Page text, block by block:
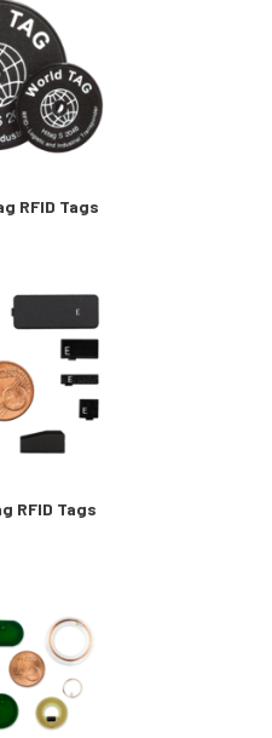
RFID Tags
RFID Tags